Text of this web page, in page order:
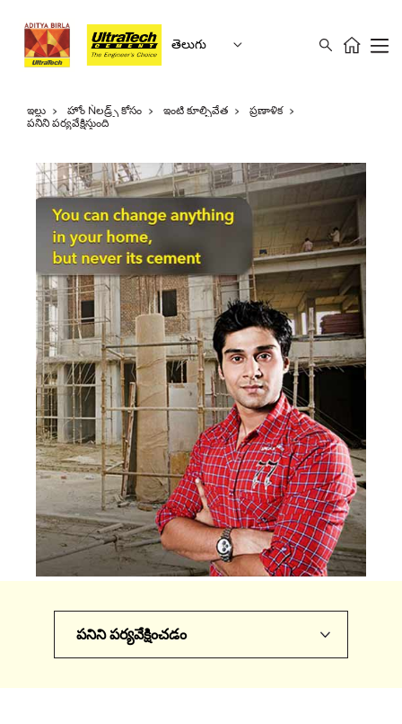
తెలుగు
ఇల్లు హోం Ǹలడ్ర్స్ కోసం ఇంటి కూల్చివేత
ప్రణాళిక
పనిని పర్యవేక్షిస్తుంది
పనిని పర్యవేక్షించడం